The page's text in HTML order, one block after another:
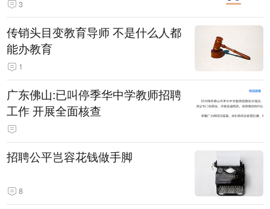
3
传销头目变教育导师 不是什么人都
能办教育
1
广东佛山:已叫停季华中学教师招聘
工作 开展全面核查
招聘公平岂容花钱做手脚
8